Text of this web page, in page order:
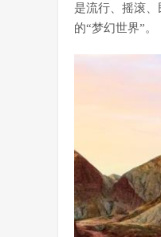
是流行、摇滚
的“梦幻世界”。